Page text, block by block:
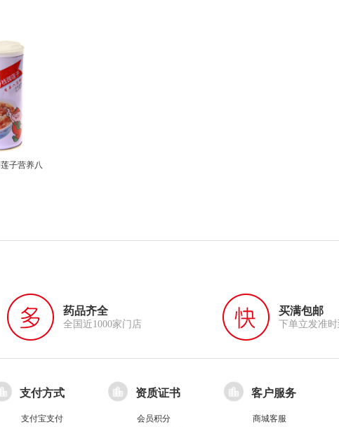
子营养八
药品齐全
全国近1000家门店
买满包邮
下单立发准
支付方式
支付宝支付
资质证书
会员积分
客户服务
商城客服